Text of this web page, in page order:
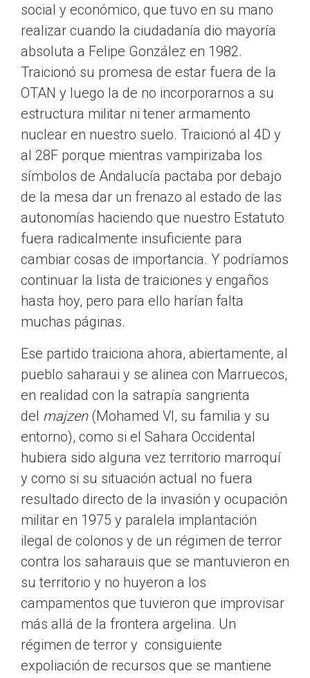
social y económico, que tuvo en su mano
realizar cuando la ciudadanía dio mayoría
absoluta a Felipe González en 1982.
Traicionó su promesa de estar fuera de la
OTAN y luego la de no incorporarnos a su
estructura militar ni tener armamento
nuclear en nuestro suelo. Traicionó al 4D y
al 28F porque mientras vampirizaba los
símbolos de Andalucía pactaba por debajo
de la mesa dar un frenazo al estado de las
autonomías haciendo que nuestro Estatuto
fuera radicalmente insuficiente para
cambiar cosas de importancia. Y podríamos
continuar la lista de traiciones y engaños
hasta hoy, pero para ello harían falta
muchas páginas.
Ese partido traiciona ahora, abiertamente, al
pueblo saharaui y se alinea con Marruecos,
en realidad con la satrapía sangrienta
del majzen(Mohamed VI, su familia y su
entorno), como si el Sahara Occidental
hubiera sido alguna vez territorio marroquí
y como si su situación actual no fuera
resultado directo de la invasión y ocupación
militar en 1975 y paralela implantación
ilegal de colonos y de un régimen de terror
contra los saharauis que se mantuvieron en
su territorio y no huyeron a los
campamentos que tuvieron que improvisar
más allá de la frontera argelina. Un
régimen de terror y consiguiente
expoliación de recursos que se mantiene